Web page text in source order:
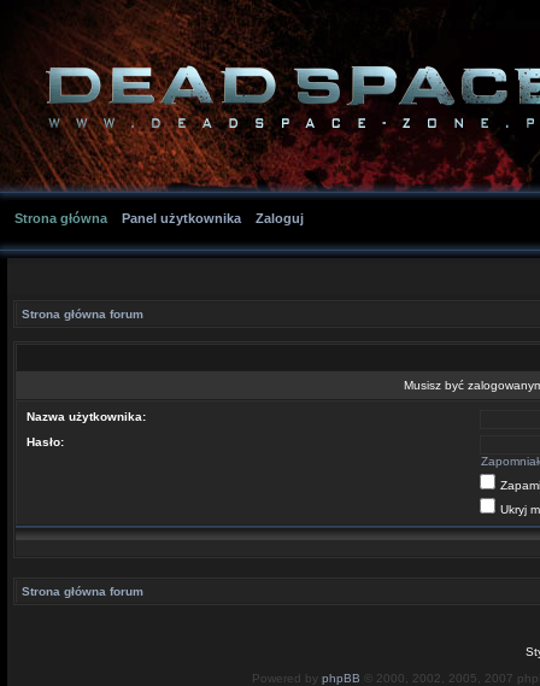
Strona główna Panel użytkownika Zaloguj
Strona główna forum
Musisz być
Nazwa użytkownika:
Hasło:
Ukryj
Strona główna forum
Powered by phpBB © 2000, 2002, 2005, 2007